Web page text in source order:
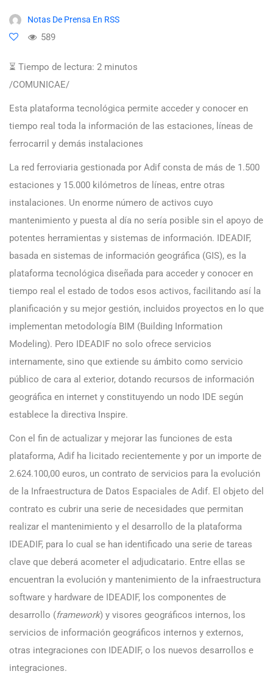
Notas De Prensa En RSS
589
⏳ Tiempo de lectura: 2 minutos
/COMUNICAE/
Esta plataforma tecnológica permite acceder y conocer en
tiempo real toda la información de las estaciones, líneas de
ferrocarril y demás instalaciones
La red ferroviaria gestionada por Adif consta de más de 1.500
estaciones y 15.000 kilómetros de líneas, entre otras
instalaciones. Un enorme número de activos cuyo
mantenimiento y puesta al día no sería posible sin el apoyo de
potentes herramientas y sistemas de información. IDEADIF,
basada en sistemas de información geográfica (GIS), es la
plataforma tecnológica diseñada para acceder y conocer en
tiempo real el estado de todos esos activos, facilitando así la
planificación y su mejor gestión, incluidos proyectos en lo que
implementan metodología BIM (Building Information
Modeling). Pero IDEADIF no solo ofrece servicios
internamente, sino que extiende su ámbito como servicio
público de cara al exterior, dotando recursos de información
geográfica en internet y constituyendo un nodo IDE según
establece la directiva Inspire.
Con el fin de actualizar y mejorar las funciones de esta
plataforma, Adif ha licitado recientemente y por un importe de
2.624.100,00 euros, un contrato de servicios para la evolución
de la Infraestructura de Datos Espaciales de Adif. El objeto del
contrato es cubrir una serie de necesidades que permitan
realizar el mantenimiento y el desarrollo de la plataforma
IDEADIF, para lo cual se han identificado una serie de tareas
clave que deberá acometer el adjudicatario. Entre ellas se
encuentran la evolución y mantenimiento de la infraestructura
software y hardware de IDEADIF, los componentes de
desarrollo (framework) y visores geográficos internos, los
servicios de información geográficos internos y externos,
otras integraciones con IDEADIF, o los nuevos desarrollos e
integraciones.